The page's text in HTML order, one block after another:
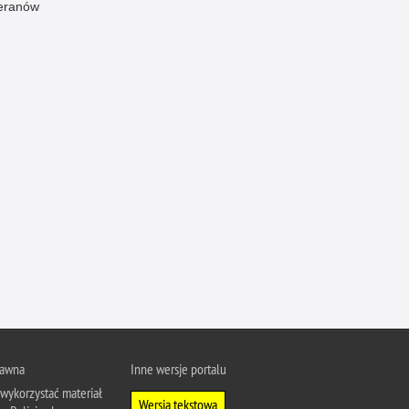
brudnych pieniędzy
człowieka
materiał
Inne wersje portalu
Wersja tekstowa